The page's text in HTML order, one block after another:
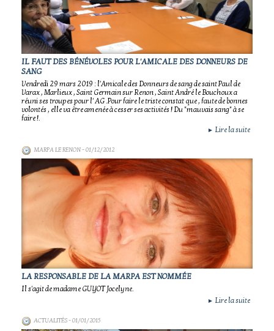
IL FAUT DES BÉNÉVOLES POUR L'AMICALE DES DONNEURS DE
SANG
Vendredi 29 mars 2019 : l'Amicale des Donneurs de sang de saint Paul de
Varax , Marlieux , Saint Germain sur Renon , Saint André le Bouchoux a
réuni ses troupes pour l' AG .Pour faire le triste constat que , faute de bonnes
volontés , elle va être amenée à cesser ses activités ! Du "mauvais sang" à se
faire !.
► Lire la suite
MARPA LE RENON- 01/12/2012
LA RESPONSABLE DE LA MARPA EST NOMMÉE
Il s'agit de madame GUYOT Jocelyne.
► Lire la suite
ACTUALITÉS- 01/01/2015